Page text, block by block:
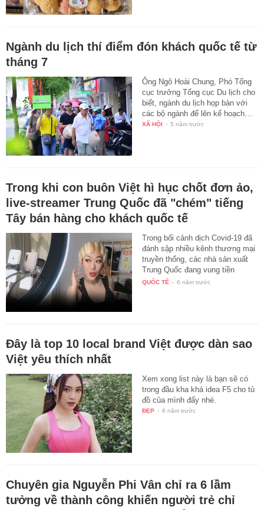
Ngành du lịch thí điểm đón khách quốc tế từ
tháng 7
Ông Ngô Hoài Chung, Phó Tổng
cục trưởng Tổng cục Du lịch cho
biết, ngành du lịch họp bàn với
các bộ ngành để lên kế hoạch…
XÃ HỘI - 5 năm trước
Trong khi con buôn Việt hì hục chốt đơn ảo,
live-streamer Trung Quốc đã "chém" tiếng
Tây bán hàng cho khách quốc tế
Trong bối cảnh dịch Covid-19 đã
đánh sập nhiều kênh thương mại
truyền thống, các nhà sản xuất
Trung Quốc đang vung tiền
thuê…
QUỐC TẾ - 6 năm trước
Đây là top 10 local brand Việt được dàn sao
Việt yêu thích nhất
Xem xong list này là bạn sẽ có
trong đầu kha khá idea F5 cho tủ
đồ của mình đấy nhé.
ĐẸP - 6 năm trước
Chuyên gia Nguyễn Phi Vân chỉ ra 6 lầm
tưởng về thành công khiến người trẻ chỉ